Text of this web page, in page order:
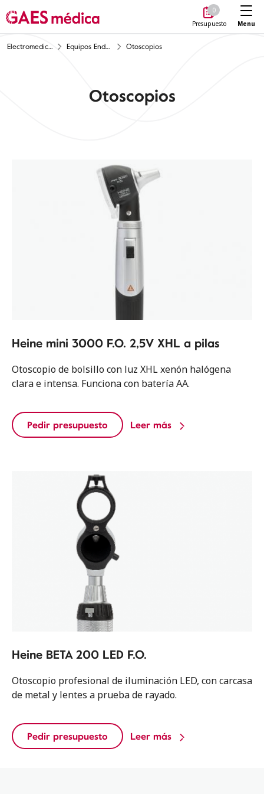
0
Presupuesto Menu
Electromedicina Equipos Endoscopia Otoscopios
Otoscopios
Heine mini 3000 F.O. 2,5V XHL a pilas
Otoscopio de bolsillo con luz XHL xenón halógena
clara e intensa. Funciona con batería AA.
Pedir presupuesto Leer más
Heine BETA 200 LED F.O.
Otoscopio profesional de iluminación LED, con carcasa
de metal y lentes a prueba de rayado.
Pedir presupuesto Leer más